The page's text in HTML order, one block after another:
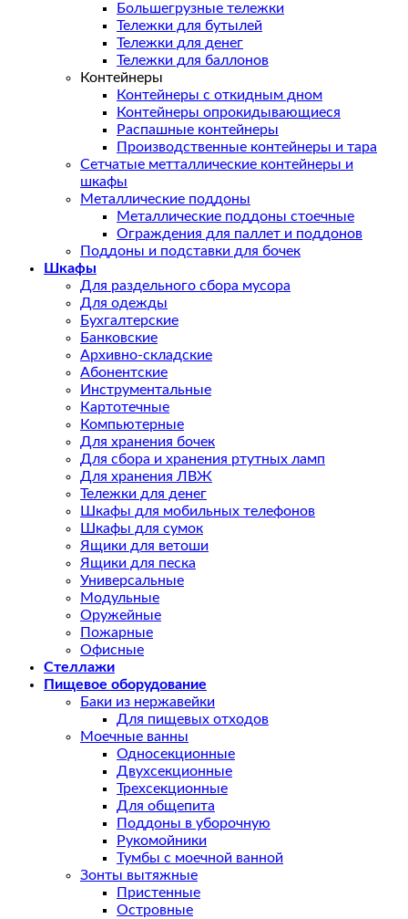
Большегрузные тележки
Тележки для бутылей
Тележки для денег
Тележки для баллонов
Контейнеры
Контейнеры с откидным дном
Контейнеры опрокидывающиеся
Распашные контейнеры
Производственные контейнеры и тара
Сетчатые метталлические контейнеры и
шкафы
Металлические поддоны
Металлические поддоны стоечные
Ограждения для паллет и поддонов
Поддоны и подставки для бочек
Шкафы
Для раздельного сбора мусора
Для одежды
Бухгалтерские
Банковские
Архивно-складские
Абонентские
Инструментальные
Картотечные
Компьютерные
Для хранения бочек
Для сбора и хранения ртутных ламп
Для хранения ЛВЖ
Тележки для денег
Шкафы для мобильных телефонов
Шкафы для сумок
Ящики для ветоши
Ящики для песка
Универсальные
Модульные
Оружейные
Пожарные
Офисные
Стеллажи
Пищевое оборудование
Баки из нержавейки
Для пищевых отходов
Моечные ванны
Односекционные
Двухсекционные
Трехсекционные
Для общепита
Поддоны в уборочную
Рукомойники
Тумбы с моечной ванной
Зонты вытяжные
Пристенные
Островные